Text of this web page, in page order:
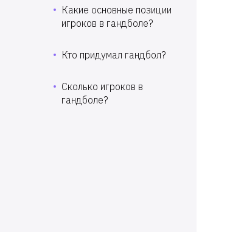
Какие основные позиции
игроков в гандболе?
Кто придумал гандбол?
Сколько игроков в
гандболе?